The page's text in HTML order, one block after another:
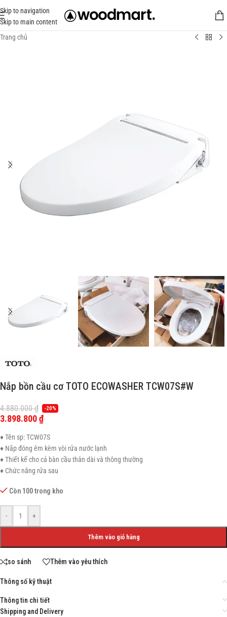
Skip to navigation
Skip to main content
Trang chủ
Nắp bồn cầu cơ TOTO ECOWASHER TCW07S#W
4.880.000₫ -20%
3.898.800₫
♦ Tên sp: TCW07S
♦ Nắp đóng êm kèm vòi rửa nước lạnh
♦ Thiết kế cho cả bàn cầu thân dài và thông thường
♦ Chức năng rửa sau
Còn 100 trong kho
- +
Thêm vào giỏ hàng
so sánh Thêm vào yêu thích
Thông số kỹ thuật
Thông tin chi tiết
Shipping and Delivery